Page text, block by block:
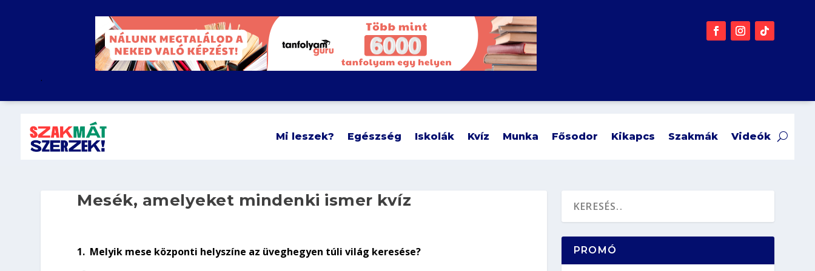
.
Mi leszek? Egészség Iskolák Kvíz Munka Fősodor Kikapcs Szakmák Videók
Mesék, amelyeket mindenki ismer kvíz
1. Melyik mese központi helyszíne az üveghegyen túli világ keresése? PROMÓ